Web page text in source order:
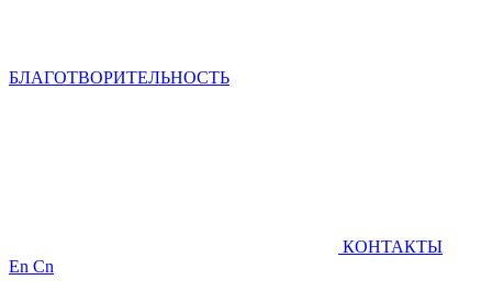
БЛАГОТВОРИТЕЛЬНОСТЬ
КОНТАКТЫ
En Cn